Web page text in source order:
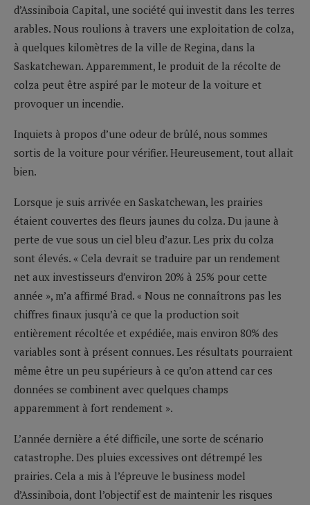
d’Assiniboia Capital, une société qui investit dans les terres
arables. Nous roulions à travers une exploitation de colza,
à quelques kilomètres de la ville de Regina, dans la
Saskatchewan. Apparemment, le produit de la récolte de
colza peut être aspiré par le moteur de la voiture et
provoquer un incendie.
Inquiets à propos d’une odeur de brûlé, nous sommes
sortis de la voiture pour vérifier. Heureusement, tout allait
bien.
Lorsque je suis arrivée en Saskatchewan, les prairies
étaient couvertes des fleurs jaunes du colza. Du jaune à
perte de vue sous un ciel bleu d’azur. Les prix du colza
sont élevés. « Cela devrait se traduire par un rendement
net aux investisseurs d’environ 20% à 25% pour cette
année », m’a affirmé Brad. « Nous ne connaîtrons pas les
chiffres finaux jusqu’à ce que la production soit
entièrement récoltée et expédiée, mais environ 80% des
variables sont à présent connues. Les résultats pourraient
même être un peu supérieurs à ce qu’on attend car ces
données se combinent avec quelques champs
apparemment à fort rendement ».
L’année dernière a été difficile, une sorte de scénario
catastrophe. Des pluies excessives ont détrempé les
prairies. Cela a mis à l’épreuve le business model
d’Assiniboia, dont l’objectif est de maintenir les risques